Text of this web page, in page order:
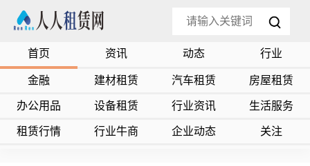
首页 资讯 动态 行业
金融 建材租赁 汽车租赁 房屋租赁
办公用品 设备租赁 行业资讯 生活服务
租赁行情 行业牛商 企业动态 关注